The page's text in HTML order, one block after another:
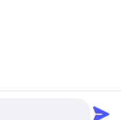
Limited. All